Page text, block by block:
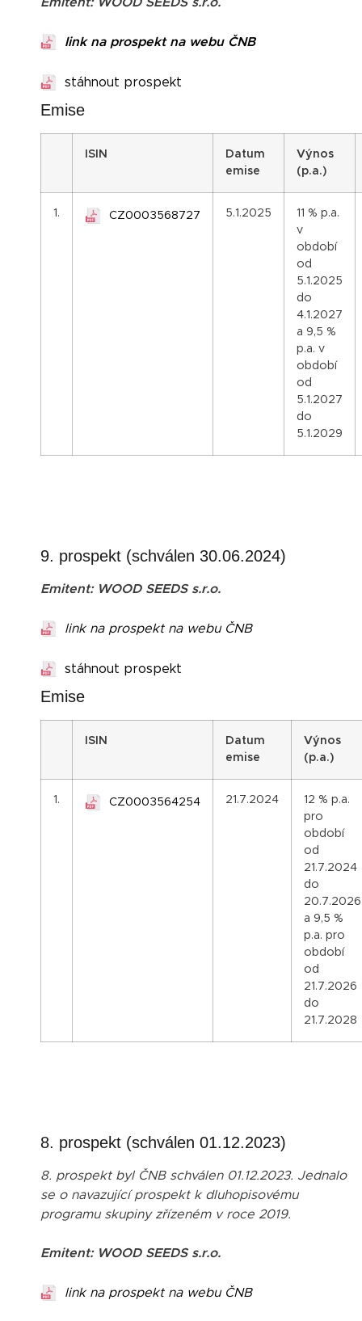
link na prospekt na webu ČNB
stáhnout prospekt
Emise
SIN
Datum
emise
Výnos
(p.a.)
1. CZ0003568727 5.1.2025
11 % p.a.
v
období
od
5.1.2025
do
4.1.2027
a 9,5 %
p.a. v
období
od
5.1.2027
do
5.1.2029
9. prospekt (schválen 30.06.2024)
Emitent: WOOD SEEDS s.r.o.
link na prospekt na webu ČNB
stáhnout prospekt
Emise
SIN
Datum
emise
Výnos
(p.a.)
1. CZ0003564254 21.7.2024
12 % p.a.
pro
období
od
21.7.2024
do
20.7.2026
a 9,5 %
p.a. pro
období
od
21.7.2026
do
21.7.2028
8. prospekt (schválen 01.12.2023)
8. prospekt byl ČNB schválen 01.12.2023. Jednalo
se o navazující prospekt k dluhopisovému
programu skupiny zřízeném v roce 2019.
Emitent: WOOD SEEDS s.r.o.
link na prospekt na webu ČNB